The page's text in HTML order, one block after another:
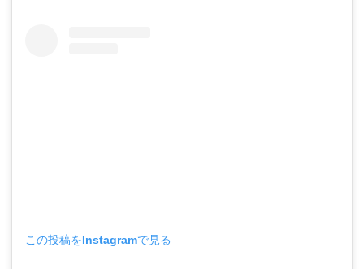
この投稿をInstagramで見る